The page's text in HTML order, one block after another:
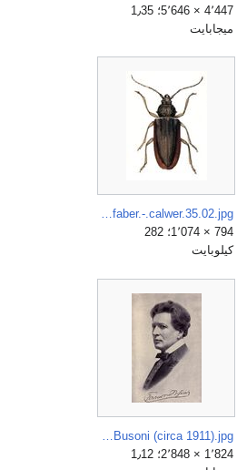
4٬447 × 5٬646؛ 1٫35
ميجابايت
Ergates.faber.-.calwer.35.02.jpg
794 × 1٬074؛ 282
كيلوبايت
1٬824 × 2٬848؛ 1٫12